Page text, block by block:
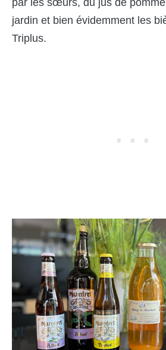
jardin et bien évidemment les
Triplus.